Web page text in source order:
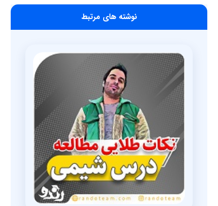
‫نوشته های مرتبط